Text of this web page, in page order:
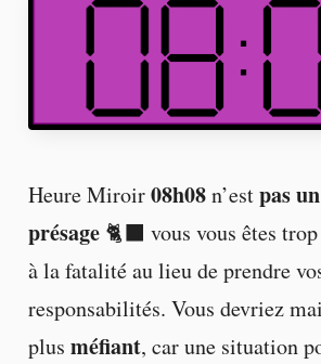
Heure Miroir08h08n’estpas
présage 🐈‍⬛ vous vous êtes
à la fatalité au lieu de prendre
responsabilités. Vous devriez
plus méfiant, car une situation